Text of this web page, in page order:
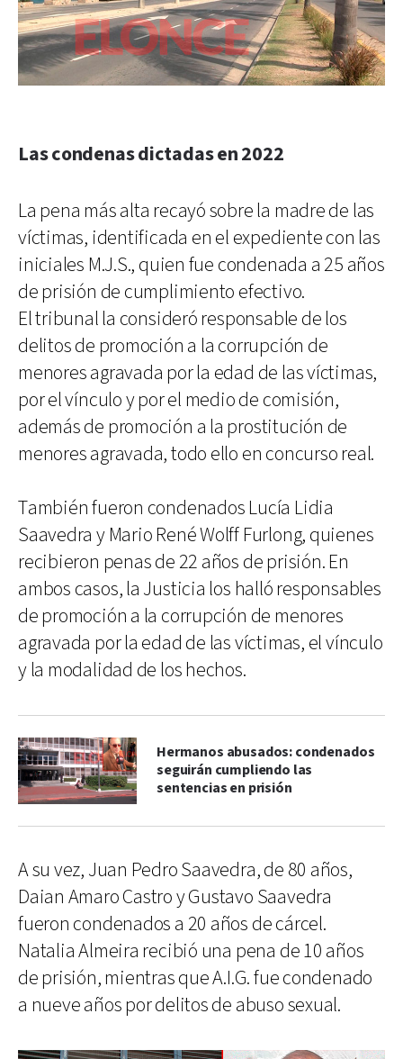
Las condenas dictadas en 2022
La pena más alta recayó sobre la madre de las
víctimas, identificada en el expediente con las
iniciales M.J.S., quien fue condenada a 25 años
de prisión de cumplimiento efectivo.
El tribunal la consideró responsable de los
delitos de promoción a la corrupción de
menores agravada por la edad de las víctimas,
por el vínculo y por el medio de comisión,
además de promoción a la prostitución de
menores agravada, todo ello en concurso real.
También fueron condenados Lucía Lidia
Saavedra y Mario René Wolff Furlong, quienes
recibieron penas de 22 años de prisión. En
ambos casos, la Justicia los halló responsables
de promoción a la corrupción de menores
agravada por la edad de las víctimas, el vínculo
y la modalidad de los hechos.
Hermanos abusados: condenados
seguirán cumpliendo las
sentencias en prisión
A su vez, Juan Pedro Saavedra, de 80 años,
Daian Amaro Castro y Gustavo Saavedra
fueron condenados a 20 años de cárcel.
Natalia Almeira recibió una pena de 10 años
de prisión, mientras que A.I.G. fue condenado
a nueve años por delitos de abuso sexual.